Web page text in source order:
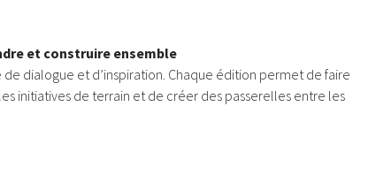
et construire ensemble
dialogue et d’inspiration. Chaque édition permet de faire
initiatives de terrain et de créer des passerelles entre les